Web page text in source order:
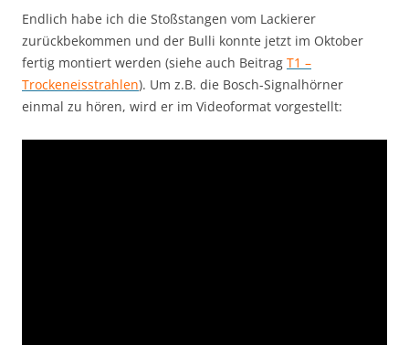
Endlich habe ich die Stoßstangen vom Lackierer
zurückbekommen und der Bulli konnte jetzt im Oktober
fertig montiert werden (siehe auch Beitrag T1 –
Trockeneisstrahlen). Um z.B. die Bosch-Signalhörner
einmal zu hören, wird er im Videoformat vorgestellt: